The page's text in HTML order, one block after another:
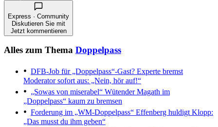
Express · Community
Diskutieren Sie mit
Jetzt kommentieren
Alles zum Thema Doppelpass
DFB-Job für „Doppelpass“-Gast? Experte bremst
Moderator sofort aus: „Nein, hör auf!“
„Sowas von miserabel“ Wütender Magath im
„Doppelpass“ kaum zu bremsen
Forderung im „WM-Doppelpass“ Effenberg huldigt Klopp:
„Das musst du ihm geben“